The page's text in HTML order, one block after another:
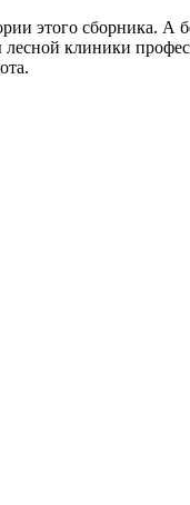
этого сборника. А
клиники